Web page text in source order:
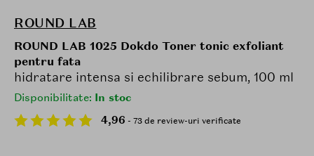
ROUND LAB
ROUND LAB 1025 Dokdo Toner tonic exfoliant
pentru fata
hidratare intensa si echilibrare sebum, 100 ml
Disponibilitate: In stoc
4,96 - 73 de review-uri verificate